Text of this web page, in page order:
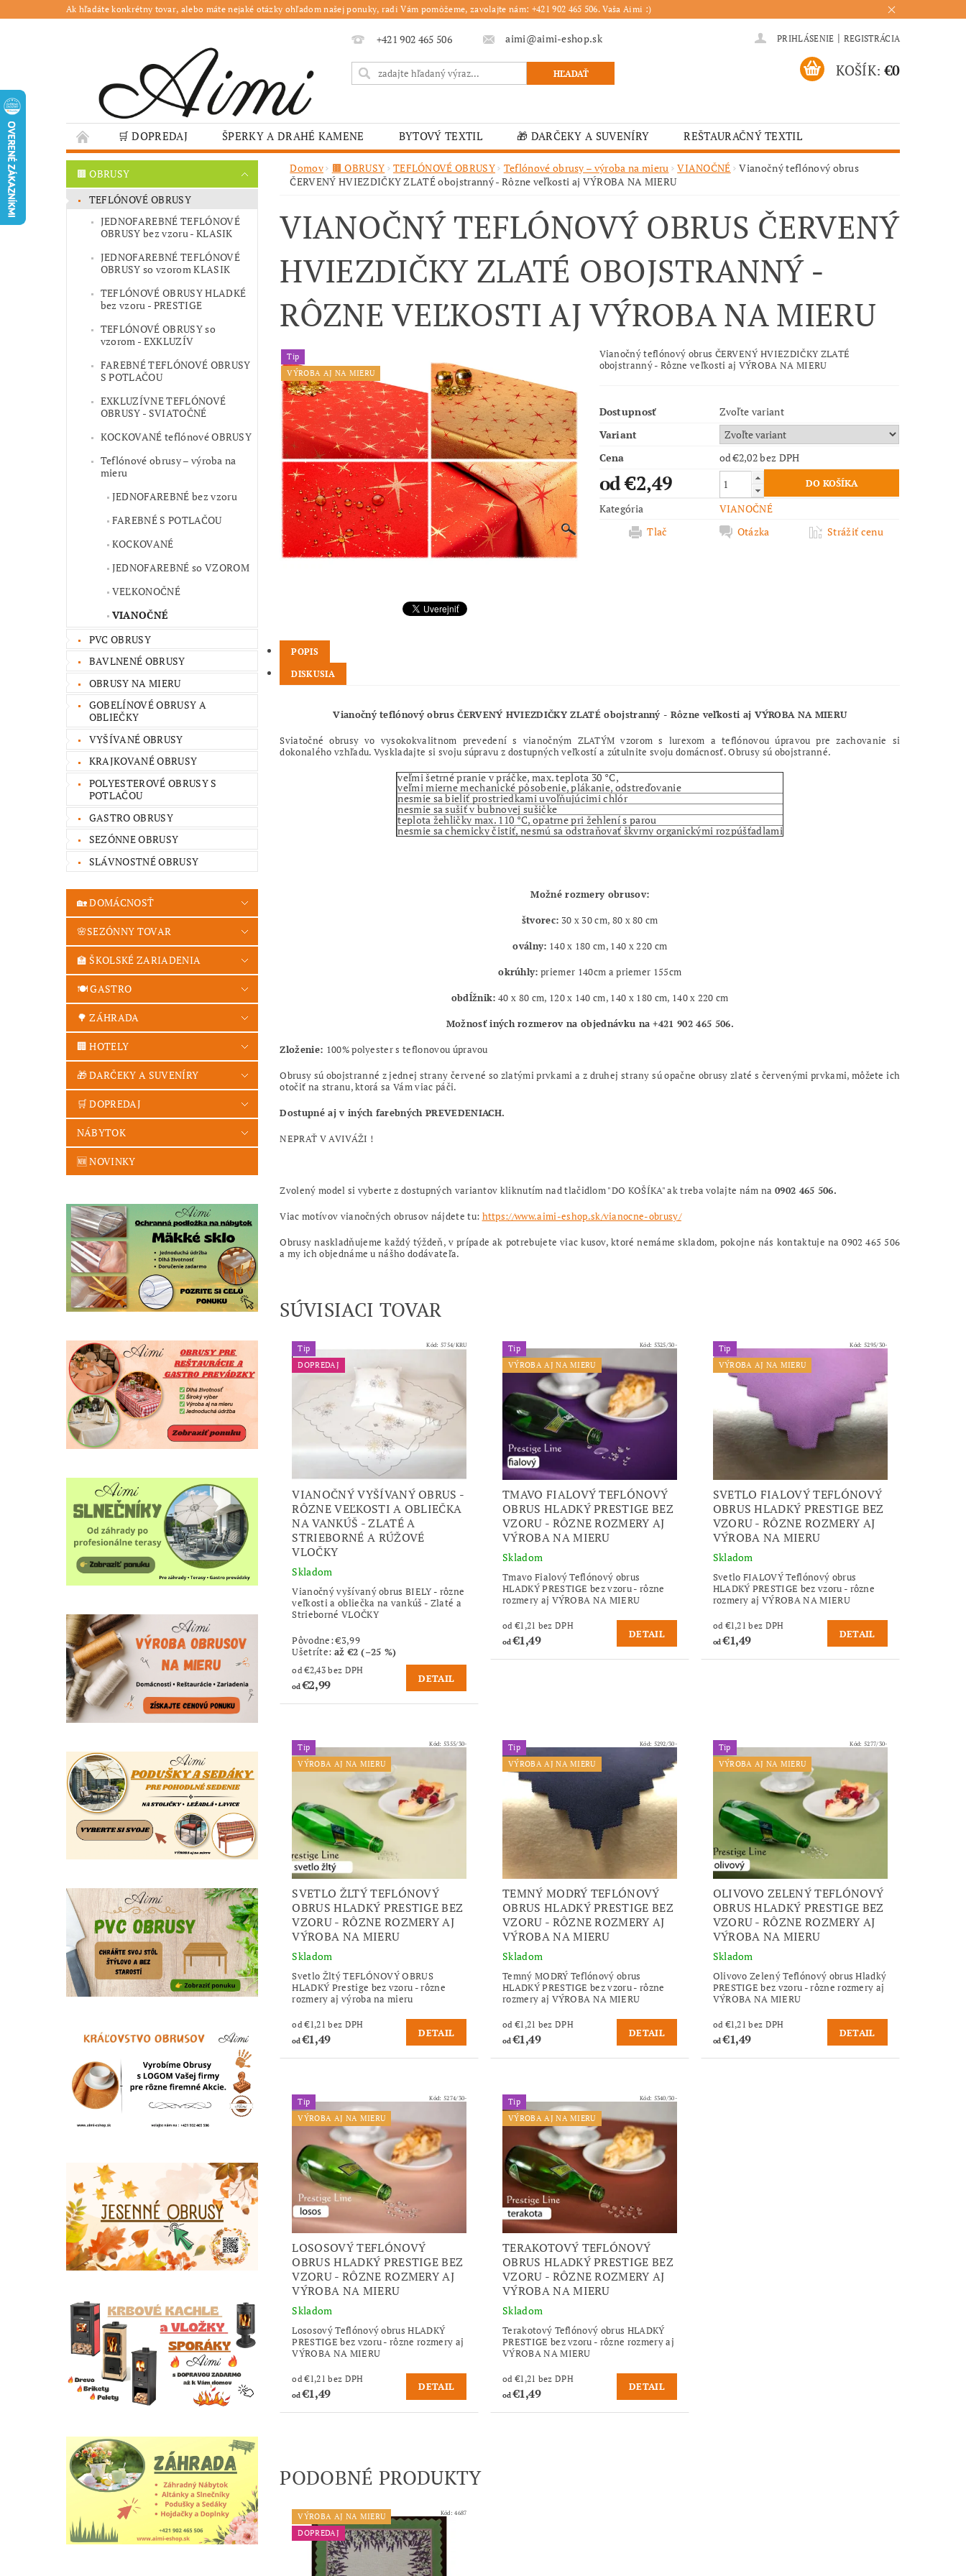
Ak hľadáte konkrétny tovar, alebo máte nejaké otázky ohľadom našej ponuky, radi Vám pomôžeme, zavolajte nám: +421 902 465 506. Vaša Aimi :)
+421 902 465 506 aimi@aimi-eshop.sk PRIHLÁSENIE | REGISTRÁCIA
KOŠÍK: €0
🛒 DOPREDAJ ŠPERKY A DRAHÉ KAMENE BYTOVÝ TEXTIL 🎁 DARČEKY A SUVENÍRY
REŠTAURAČNÝ TEXTIL
🌳 ZÁHRADA
🍽️ GASTRO JESENNÉ OBRUSY 🎄 VIANOČNÝ TOVAR 🏫 ŠKOLSKÉ ZARIADENIA
HOTELOVÝ TEXTIL
❤️ VALENTÍN – TIPY NA DARČEKY
🐣VEĽKONOČNÝ TOVAR VIANOČNÉ 🟫 OBRUSY KÚRENIE
GASTRO PREVÁDZKY
ŠKOLY A VEREJNÉ ZARIADENIA MOJA OBJEDNÁVKA
🟫 OBRUSY
TEFLÓNOVÉ OBRUSY
JEDNOFAREBNÉ TEFLÓNOVÉ
OBRUSY bez vzoru - KLASIK
JEDNOFAREBNÉ TEFLÓNOVÉ
OBRUSY so vzorom KLASIK
TEFLÓNOVÉ OBRUSY HLADKÉ
bez vzoru - PRESTIGE
TEFLÓNOVÉ OBRUSY so
vzorom - EXKLUZÍV
FAREBNÉ TEFLÓNOVÉ OBRUSY
S POTLAČOU
EXKLUZÍVNE TEFLÓNOVÉ
OBRUSY - SVIATOČNÉ
KOCKOVANÉ teflónové OBRUSY
Teflónové obrusy – výroba na
mieru
JEDNOFAREBNÉ bez vzoru
FAREBNÉ S POTLAČOU
KOCKOVANÉ
JEDNOFAREBNÉ so VZOROM
VEĽKONOČNÉ
VIANOČNÉ
PVC OBRUSY
BAVLNENÉ OBRUSY
OBRUSY NA MIERU
GOBELÍNOVÉ OBRUSY A
OBLIEČKY
VYŠÍVANÉ OBRUSY
KRAJKOVANÉ OBRUSY
POLYESTEROVÉ OBRUSY S
POTLAČOU
GASTRO OBRUSY
SEZÓNNE OBRUSY
SLÁVNOSTNÉ OBRUSY
🏡 DOMÁCNOSŤ
🌸SEZÓNNY TOVAR
🏫 ŠKOLSKÉ ZARIADENIA
🍽️ GASTRO
🌳 ZÁHRADA
🏢 HOTELY
🎁 DARČEKY A SUVENÍRY
🛒 DOPREDAJ
NÁBYTOK
🆕 NOVINKY
Domov 🟫 OBRUSY TEFLÓNOVÉ OBRUSY Teflónové obrusy – výroba na mieru VIANOČNÉ
Vianočný teflónový obrus
ČERVENÝ HVIEZDIČKY ZLATÉ obojstranný - Rôzne veľkosti aj VÝROBA NA MIERU
VIANOČNÝ TEFLÓNOVÝ OBRUS ČERVENÝ
HVIEZDIČKY ZLATÉ OBOJSTRANNÝ -
RÔZNE VEĽKOSTI AJ VÝROBA NA MIERU
Tip
VÝROBA AJ NA MIERU
Vianočný teflónový obrus ČERVENÝ HVIEZDIČKY ZLATÉ
obojstranný - Rôzne veľkosti aj VÝROBA NA MIERU
Dostupnosť
Zvoľte variant
Variant
Cena
od €2,02bez DPH
od €2,49
Kategória
VIANOČNÉ
Tlač
Otázka Strážiť cenu
POPIS
DISKUSIA
Vianočný teflónový obrus ČERVENÝ HVIEZDIČKY ZLATÉ obojstranný - Rôzne veľkosti aj VÝROBA NA MIERU
Sviatočné obrusy vo vysokokvalitnom prevedení s vianočným ZLATÝM vzorom s lurexom a teflónovou úpravou pre zachovanie si
dokonalého vzhľadu. Vyskladajte si svoju súpravu z dostupných veľkostí a zútulnite svoju domácnosť. Obrusy sú obojstranné.
veľmi šetrné pranie v práčke, max. teplota 30 °C,
veľmi mierne mechanické pôsobenie, plákanie, odstreďovanie
nesmie sa bieliť prostriedkami uvoľňujúcimi chlór
nesmie sa sušiť v bubnovej sušičke
teplota žehličky max. 110 °C, opatrne pri žehlení s parou
nesmie sa chemicky čistiť, nesmú sa odstraňovať škvrny organickými rozpúšťadlami
Možné rozmery obrusov:
štvorec: 30 x 30 cm, 80 x 80 cm
oválny: 140 x 180 cm, 140 x 220 cm
okrúhly: priemer 140cm a priemer 155cm
obdĺžnik: 40 x 80 cm, 120 x 140 cm, 140 x 180 cm, 140 x 220 cm
Možnosť iných rozmerov na objednávku na +421 902 465 506.
Zloženie: 100% polyester s teflonovou úpravou
Obrusy sú obojstranné z jednej strany červené so zlatými prvkami a z druhej strany sú opačne obrusy zlaté s červenými prvkami, môžete ich
otočiť na stranu, ktorá sa Vám viac páči.
Dostupné aj v iných farebných PREVEDENIACH.
NEPRAŤ V AVIVÁŽI !
Zvolený model si vyberte z dostupných variantov kliknutím nad tlačidlom "DO KOŠÍKA" ak treba volajte nám na 0902 465 506.
Viac motívov vianočných obrusov nájdete tu: https://www.aimi-eshop.sk/vianocne-obrusy/
Obrusy naskladňujeme každý týždeň, v prípade ak potrebujete viac kusov, ktoré nemáme skladom, pokojne nás kontaktuje na 0902 465 506
a my ich objednáme u nášho dodávateľa.
SÚVISIACI TOVAR
Tip
DOPREDAJ
Kód: 5754/KRU
VIANOČNÝ VYŠÍVANÝ OBRUS -
RÔZNE VEĽKOSTI A OBLIEČKA
NA VANKÚŠ - ZLATÉ A
STRIEBORNÉ A RÚŽOVÉ
VLOČKY
Skladom
Vianočný vyšívaný obrus BIELY - rôzne
veľkosti a obliečka na vankúš - Zlaté a
Strieborné VLOČKY
Pôvodne:€3,99
Ušetríte: až €2 (–25 %)
od €2,43 bez DPH
od€2,99 DETAIL
Tip
VÝROBA AJ NA MIERU
Kód: 5325/30-
TMAVO FIALOVÝ TEFLÓNOVÝ
OBRUS HLADKÝ PRESTIGE BEZ
VZORU - RÔZNE ROZMERY AJ
VÝROBA NA MIERU
Skladom
Tmavo Fialový Teflónový obrus
HLADKÝ PRESTIGE bez vzoru - rôzne
rozmery aj VÝROBA NA MIERU
od €1,21 bez DPH
od€1,49 DETAIL
Tip
VÝROBA AJ NA MIERU
Kód: 5295/30-
SVETLO FIALOVÝ TEFLÓNOVÝ
OBRUS HLADKÝ PRESTIGE BEZ
VZORU - RÔZNE ROZMERY AJ
VÝROBA NA MIERU
Skladom
Svetlo FIALOVÝ Teflónový obrus
HLADKÝ PRESTIGE bez vzoru - rôzne
rozmery aj VÝROBA NA MIERU
od €1,21 bez DPH
od€1,49 DETAIL
Tip
VÝROBA AJ NA MIERU
Kód: 5355/30-
SVETLO ŽLTÝ TEFLÓNOVÝ
OBRUS HLADKÝ PRESTIGE BEZ
VZORU - RÔZNE ROZMERY AJ
VÝROBA NA MIERU
Skladom
Svetlo Žltý TEFLÓNOVÝ OBRUS
HLADKÝ Prestige bez vzoru - rôzne
rozmery aj výroba na mieru
od €1,21 bez DPH
od€1,49 DETAIL
Tip
VÝROBA AJ NA MIERU
Kód: 5292/30-
TEMNÝ MODRÝ TEFLÓNOVÝ
OBRUS HLADKÝ PRESTIGE BEZ
VZORU - RÔZNE ROZMERY AJ
VÝROBA NA MIERU
Skladom
Temný MODRÝ Teflónový obrus
HLADKÝ PRESTIGE bez vzoru - rôzne
rozmery aj VÝROBA NA MIERU
od €1,21 bez DPH
od€1,49 DETAIL
Tip
VÝROBA AJ NA MIERU
Kód: 5277/30-
OLIVOVO ZELENÝ TEFLÓNOVÝ
OBRUS HLADKÝ PRESTIGE BEZ
VZORU - RÔZNE ROZMERY AJ
VÝROBA NA MIERU
Skladom
Olivovo Zelený Teflónový obrus Hladký
PRESTIGE bez vzoru - rôzne rozmery aj
VÝROBA NA MIERU
od €1,21 bez DPH
od€1,49 DETAIL
Tip
VÝROBA AJ NA MIERU
Kód: 5274/30-
LOSOSOVÝ TEFLÓNOVÝ
OBRUS HLADKÝ PRESTIGE BEZ
VZORU - RÔZNE ROZMERY AJ
VÝROBA NA MIERU
Skladom
Lososový Teflónový obrus HLADKÝ
PRESTIGE bez vzoru - rôzne rozmery aj
VÝROBA NA MIERU
od €1,21 bez DPH
od€1,49 DETAIL
Tip
VÝROBA AJ NA MIERU
Kód: 5340/30-
TERAKOTOVÝ TEFLÓNOVÝ
OBRUS HLADKÝ PRESTIGE BEZ
VZORU - RÔZNE ROZMERY AJ
VÝROBA NA MIERU
Skladom
Terakotový Teflónový obrus HLADKÝ
PRESTIGE bez vzoru - rôzne rozmery aj
VÝROBA NA MIERU
od €1,21 bez DPH
od€1,49 DETAIL
PODOBNÉ PRODUKTY
VÝROBA AJ NA MIERU
DOPREDAJ
Kód:4687